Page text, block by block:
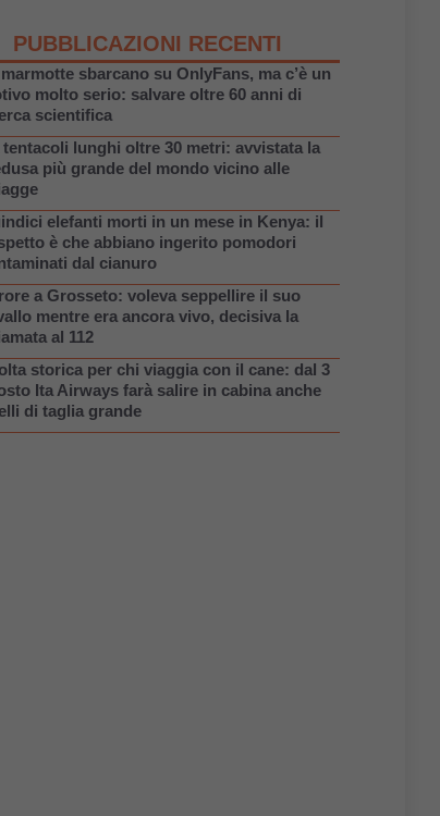
PUBBLICAZIONI RECENTI
sbarcano su OnlyFans, ma c’è un
molto serio: salvare oltre 60 anni di
scientifica
tentacoli lunghi oltre 30 metri: avvistata la
più grande del mondo vicino alle
elefanti morti in un mese in Kenya: il
è che abbiano ingerito pomodori
dal cianuro
a Grosseto: voleva seppellire il suo
mentre era ancora vivo, decisiva la
al 112
storica per chi viaggia con il cane: dal 3
Ita Airways farà salire in cabina anche
di taglia grande